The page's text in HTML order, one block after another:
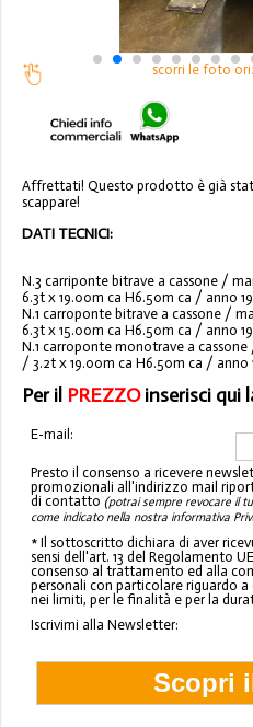
scorri le foto
Affrettati! Questo prodotto è già
scappare!
DATI TECNICI:
N.3 carriponte bitrave a cassone /
6.3t x 19.00m ca H6.50m ca / anno
N.1 carroponte bitrave a cassone /
6.3t x 15.00m ca H6.50m ca / anno
N.1 carroponte monotrave a
/ 3.2t x 19.00m ca H6.50m ca / anno
Per il PREZZOinserisci qui
E-mail:
Presto il consenso a ricevere
promozionali all'indirizzo mail
di contatto (potrai sempre revocare il
come indicato nella nostra informativa
* Il sottoscritto dichiara di aver
sensi dell'art. 13 del Regolamento
consenso al trattamento ed alla
personali con particolare riguardo
nei limiti, per le finalità e per la
Iscrivimi alla Newsletter: